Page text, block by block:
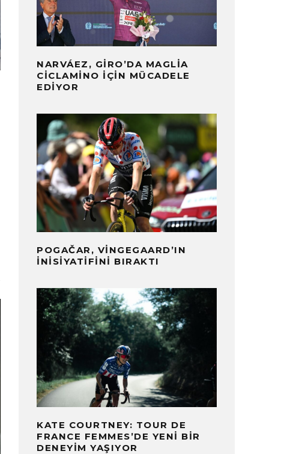
NARVÁEZ, GIRO’DA MAGLIA
CICLAMINO İÇIN MÜCADELE
EDIYOR
POGAČAR, VINGEGAARD’IN
İNISIYATIFINI BIRAKTI
KATE COURTNEY: TOUR DE
FRANCE FEMMES’DE YENI BIR
DENEYIM YAŞIYOR